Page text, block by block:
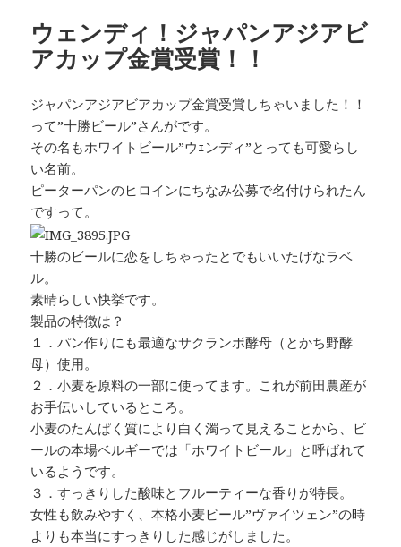
ウェンディ！ジャパンアジアビ
アカップ金賞受賞！！
ジャパンアジアビアカップ金賞受賞しちゃいました！！
って”十勝ビール”さんがです。
その名もホワイトビール”ウｪンディ”とっても可愛らし
い名前。
ピーターパンのヒロインにちなみ公募で名付けられたん
ですって。
十勝のビールに恋をしちゃったとでもいいたげなラベ
ル。
素晴らしい快挙です。
製品の特徴は？
１．パン作りにも最適なサクランボ酵母（とかち野酵
母）使用。
２．小麦を原料の一部に使ってます。これが前田農産が
お手伝いしているところ。
小麦のたんぱく質により白く濁って見えることから、ビ
ールの本場ベルギーでは「ホワイトビール」と呼ばれて
いるようです。
３．すっきりした酸味とフルーティーな香りが特長。
女性も飲みやすく、本格小麦ビール”ヴァイツェン”の時
よりも本当にすっきりした感じがしました。